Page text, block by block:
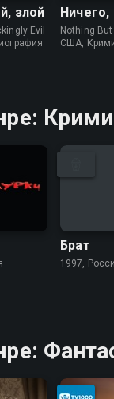
злой
Evil
Nothing But
США,
Брат
1997,